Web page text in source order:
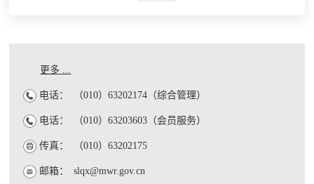
更多 ...
电话： （010）63202174（综合管理）
电话： （010）63203603（会员服务）
传真： （010）63202175
邮箱： slqx@mwr.gov.cn